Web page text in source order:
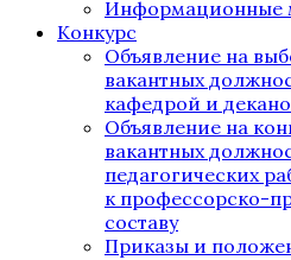
Информационные
Конкурс
Объявление на
вакантных
кафедрой и
Объявление на
вакантных
педагогических
к профессорско-
составу
Приказы и